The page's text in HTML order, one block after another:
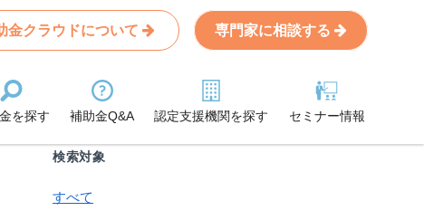
金クラウドについて 専門家に相談する
を探す 補助金Q&A 認定支援機関を探す セミナー情報
Search
条件から記事を探す
検索対象
すべて